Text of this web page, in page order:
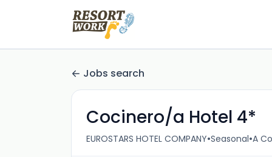
Jobs search
Cocinero/a Hotel 4*
EUROSTARS HOTEL COMPANY•Seasonal•A